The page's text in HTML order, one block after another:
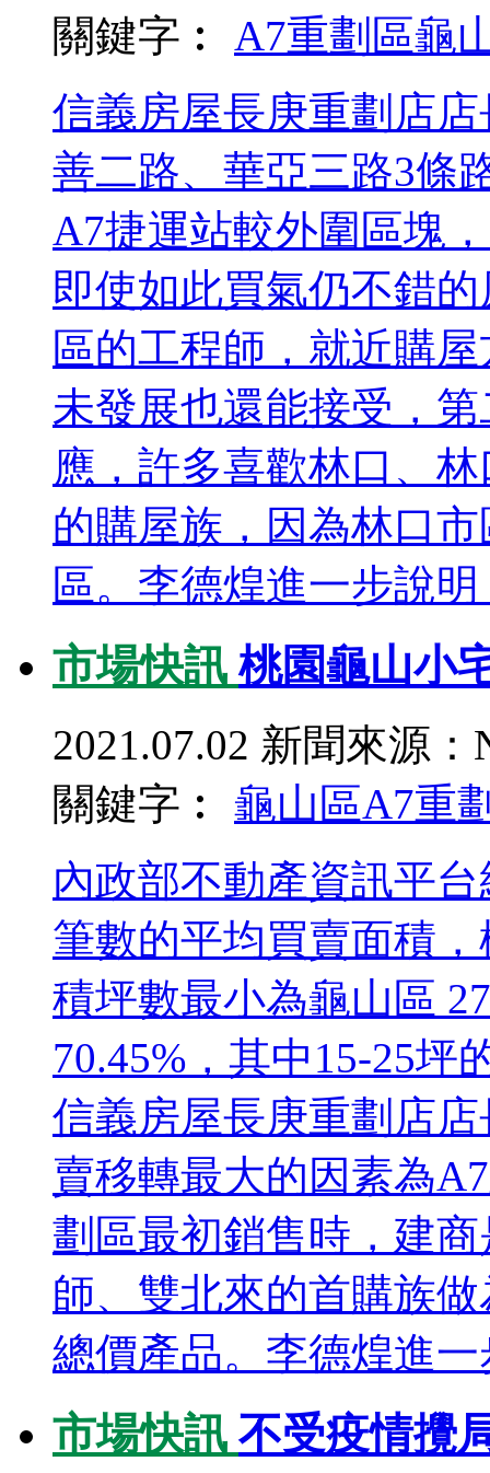
關鍵字︰ A7重劃區龜
信義房屋長庚重劃店
善二路、華亞三路3條
A7捷運站較外圍區塊
即使如此買氣仍不錯
區的工程師，就近購
未發展也還能接受，
應，許多喜歡林口、
的購屋族，因為林口
區。李德煌進一步說
市場快訊桃園龜山小
2021.07.02 新聞來源：
關鍵字︰ 龜山區A7重
內政部不動產資訊平
筆數的平均買賣面積
積坪數最小為龜山區
70.45%，其中15-25坪
信義房屋長庚重劃店
賣移轉最大的因素為
劃區最初銷售時，建
師、雙北來的首購族
總價產品。李德煌進一
市場快訊 不受疫情攪